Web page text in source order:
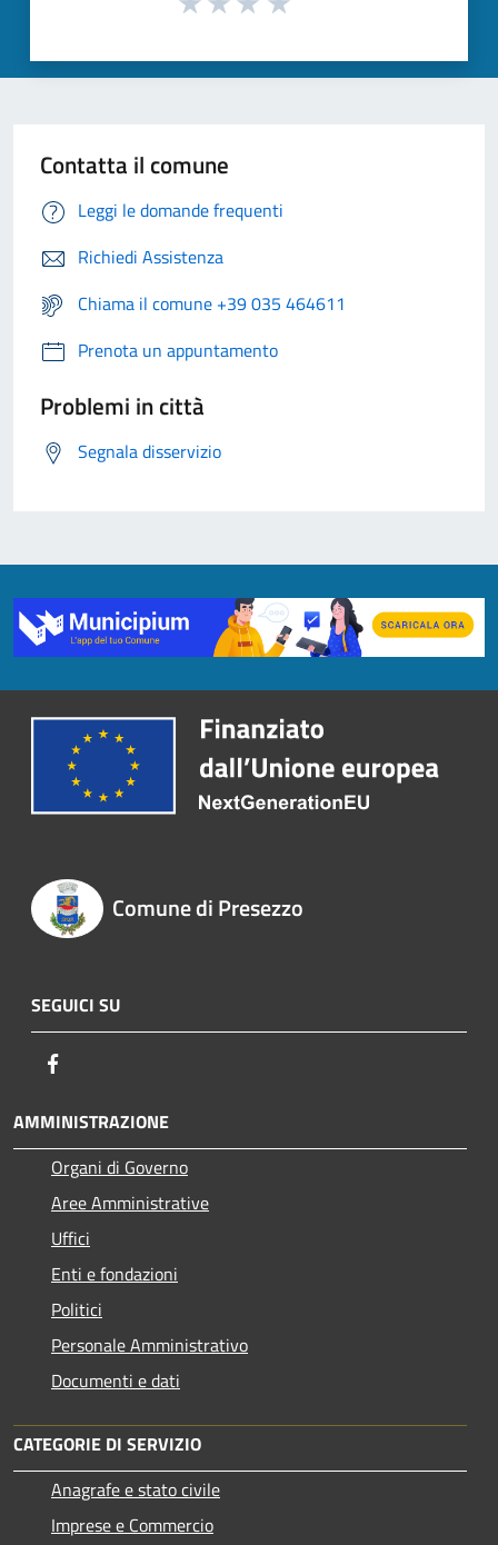
Contatta il comune
Leggi le domande frequenti
Richiedi Assistenza
Chiama il comune +39 035 464611
Prenota un appuntamento
Problemi in città
Segnala disservizio
Comune di Presezzo
SEGUICI SU
AMMINISTRAZIONE
Organi di Governo
Aree Amministrative
Uffici
Enti e fondazioni
Politici
Personale Amministrativo
Documenti e dati
CATEGORIE DI SERVIZIO
Anagrafe e stato civile
Imprese e Commercio